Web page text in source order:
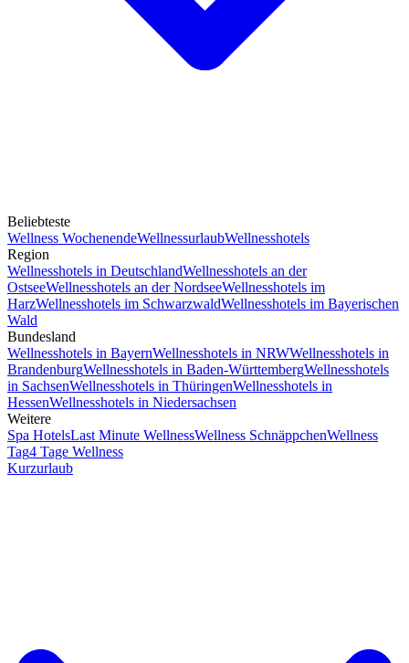
Beliebteste
Wellness WochenendeWellnessurlaubWellnesshotels
Region
Wellnesshotels in DeutschlandWellnesshotels an der
OstseeWellnesshotels an der NordseeWellnesshotels im
HarzWellnesshotels im SchwarzwaldWellnesshotels im Bayerischen
Wald
Bundesland
Wellnesshotels in BayernWellnesshotels in NRWWellnesshotels in
BrandenburgWellnesshotels in Baden-WürttembergWellnesshotels
in SachsenWellnesshotels in ThüringenWellnesshotels in
HessenWellnesshotels in Niedersachsen
Weitere
Spa HotelsLast Minute WellnessWellness SchnäppchenWellness
Tag4 Tage Wellness
Kurzurlaub